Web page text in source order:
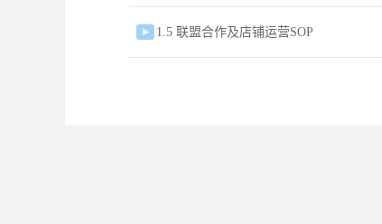
 1.5 联盟合作及店铺运营SOP